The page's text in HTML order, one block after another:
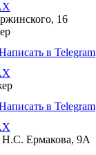
16
в Telegram
в Telegram
Н.С. Ермакова, 9А